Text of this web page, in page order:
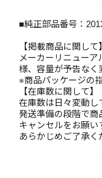
■純正部品番号：
【掲載商品に関して】
メーカーリニュー
様、容量が予告なく
※商品パッケージの
【在庫数に関して】
在庫数は日々変動し
発送準備の段階で商
キャンセルをお願い
あらかじめご了承く